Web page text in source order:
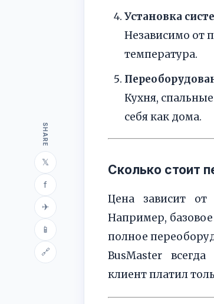
Установка
Независимо от
температура.
Кухня,
себя как дома.
Сколько стоит
Цена зависит от
Например,
полное
BusMaster всегда
клиент платил
SHARE
𝕏
f
✈
📱
🔗